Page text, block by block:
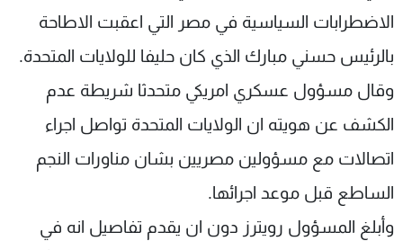
الاضطرابات السياسية في مصر التي اعقبت الاطاحة
بالرئيس حسني مبارك الذي كان حليفا للولايات المتحدة.
وقال مسؤول عسكري امريكي متحدثا شريطة عدم
الكشف عن هويته ان الولايات المتحدة تواصل اجراء
اتصالات مع مسؤولين مصريين بشان مناورات النجم
الساطع قبل موعد اجرائها.
وأبلغ المسؤول رويترز دون ان يقدم تفاصيل انه في